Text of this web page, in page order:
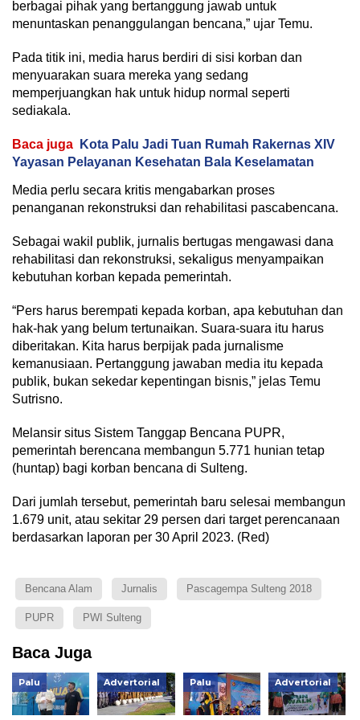
berbagai pihak yang bertanggung jawab untuk
menuntaskan penanggulangan bencana,” ujar Temu.
Pada titik ini, media harus berdiri di sisi korban dan
menyuarakan suara mereka yang sedang
memperjuangkan hak untuk hidup normal seperti
sediakala.
Baca juga
Kota Palu Jadi Tuan Rumah Rakernas XIV
Yayasan Pelayanan Kesehatan Bala Keselamatan
Media perlu secara kritis mengabarkan proses
penanganan rekonstruksi dan rehabilitasi pascabencana.
Sebagai wakil publik, jurnalis bertugas mengawasi dana
rehabilitasi dan rekonstruksi, sekaligus menyampaikan
kebutuhan korban kepada pemerintah.
“Pers harus berempati kepada korban, apa kebutuhan dan
hak-hak yang belum tertunaikan. Suara-suara itu harus
diberitakan. Kita harus berpijak pada jurnalisme
kemanusiaan. Pertanggung jawaban media itu kepada
publik, bukan sekedar kepentingan bisnis,” jelas Temu
Sutrisno.
Melansir situs Sistem Tanggap Bencana PUPR,
pemerintah berencana membangun 5.771 hunian tetap
(huntap) bagi korban bencana di Sulteng.
Dari jumlah tersebut, pemerintah baru selesai membangun
1.679 unit, atau sekitar 29 persen dari target perencanaan
berdasarkan laporan per 30 April 2023. (Red)
Bencana Alam Jurnalis Pascagempa Sulteng 2018
PUPR PWI Sulteng
Baca Juga
Palu Advertorial Palu Advertorial